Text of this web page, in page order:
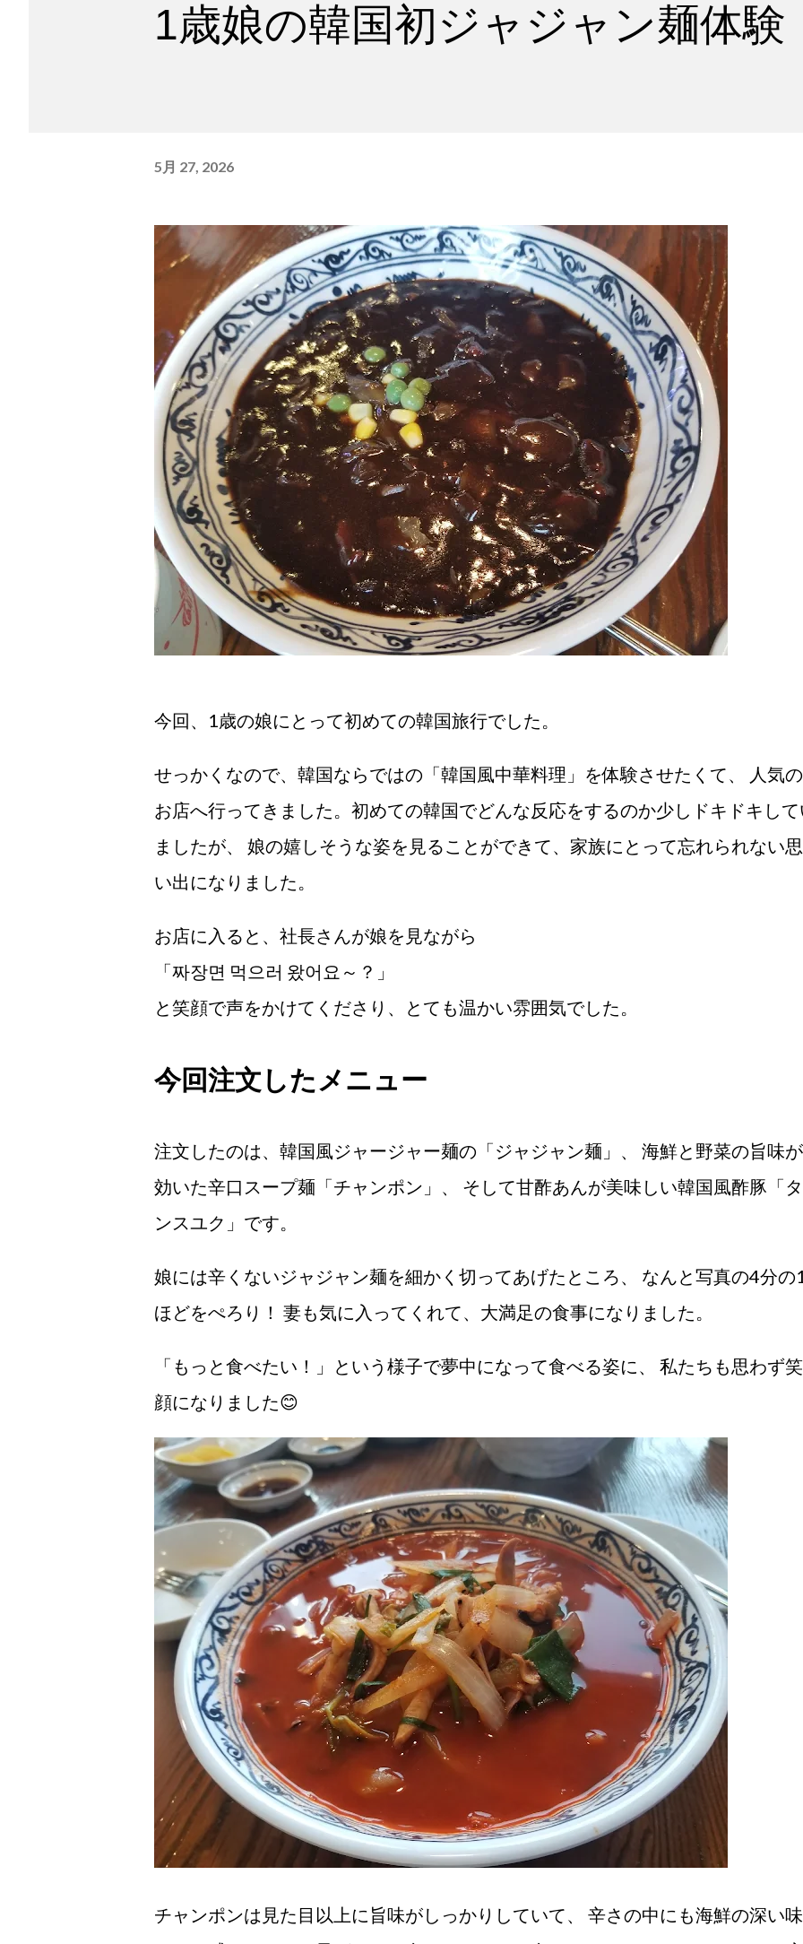
1歳娘の韓国初ジャジャン麺体験
5月 27, 2026
今回、1歳の娘にとって初めての韓国旅行でした。
せっかくなので、韓国ならではの「韓国風中華料理」を体験させたくて、 人気の
お店へ行ってきました。初めての韓国でどんな反応をするのか少しドキドキし
ましたが、 娘の嬉しそうな姿を見ることができて、家族にとって忘れられない思
い出になりました。
お店に入ると、社長さんが娘を見ながら
「짜장면 먹으러 왔어요～？」
と笑顔で声をかけてくださり、とても温かい雰囲気でした。
今回注文したメニュー
注文したのは、韓国風ジャージャー麺の「ジャジャン麺」、 海鮮と野菜の旨味が
効いた辛口スープ麺「チャンポン」、 そして甘酢あんが美味しい韓国風酢豚「タ
ンスユク」です。
娘には辛くないジャジャン麺を細かく切ってあげたところ、 なんと写真の4分の
ほどをぺろり！ 妻も気に入ってくれて、大満足の食事になりました。
「もっと食べたい！」という様子で夢中になって食べる姿に、 私たちも思わず笑
顔になりました😊
チャンポンは見た目以上に旨味がしっかりしていて、 辛さの中にも海鮮の深い味